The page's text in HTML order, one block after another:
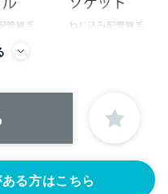
つけ
円)
目盛りをつける
(+10560円)
ダー
る方はこちら